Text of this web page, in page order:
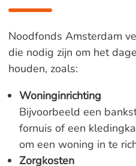
Noodfonds Amsterdam
die nodig zijn om het
houden, zoals:
Woninginrichting
Bijvoorbeeld een
fornuis of een
om een woning in te
Zorgkosten